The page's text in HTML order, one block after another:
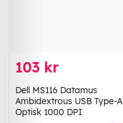
103 kr
Dell MS116 Datamus
Ambidextrous USB Type-A
Optisk 1000 DPI